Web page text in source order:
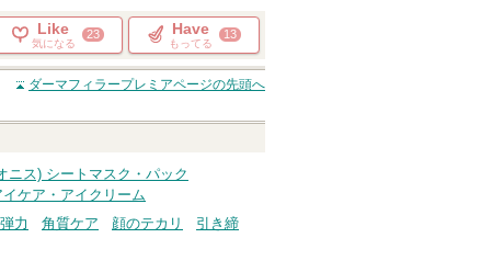
Like
気になる
23 Have
もってる
13
ダーマフィラープレミアページの先頭へ
ニス) シートマスク・パック
ケア・アイクリーム
力 角質ケア 顔のテカリ
引き締